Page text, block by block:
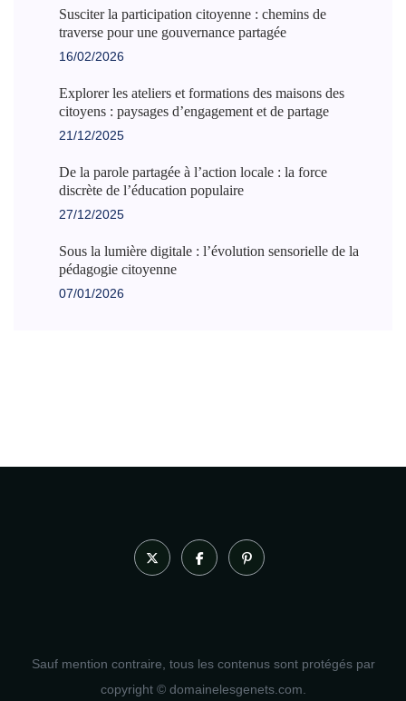
Susciter la participation citoyenne : chemins de
traverse pour une gouvernance partagée
16/02/2026
Explorer les ateliers et formations des maisons des
citoyens : paysages d’engagement et de partage
21/12/2025
De la parole partagée à l’action locale : la force
discrète de l’éducation populaire
27/12/2025
Sous la lumière digitale : l’évolution sensorielle de la
pédagogie citoyenne
07/01/2026
Sauf mention contraire, tous les contenus sont protégés par
copyright © domainelesgenets.com.